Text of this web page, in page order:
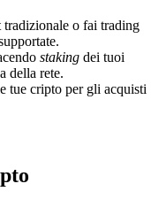
tradizionale o fai trading
staking dei tuoi
della rete.
tue cripto per gli acquisti